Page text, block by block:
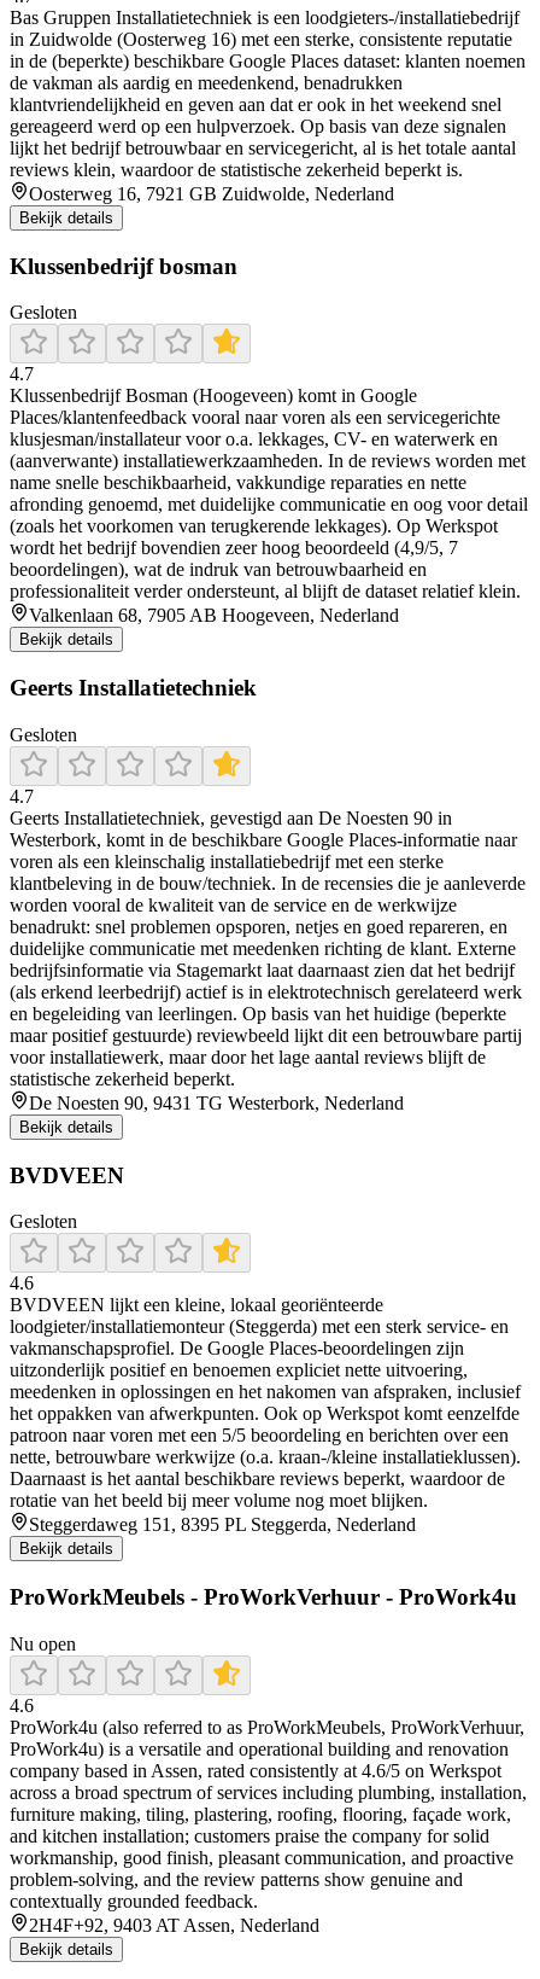
Bas Gruppen Installatietechniek is een loodgieters-/installatiebedrijf
in Zuidwolde (Oosterweg 16) met een sterke, consistente reputatie
in de (beperkte) beschikbare Google Places dataset: klanten noemen
de vakman als aardig en meedenkend, benadrukken
klantvriendelijkheid en geven aan dat er ook in het weekend snel
gereageerd werd op een hulpverzoek. Op basis van deze signalen
lijkt het bedrijf betrouwbaar en servicegericht, al is het totale aantal
reviews klein, waardoor de statistische zekerheid beperkt is.
Oosterweg 16, 7921 GB Zuidwolde, Nederland
Bekijk details
Klussenbedrijf bosman
Gesloten
4.7
Klussenbedrijf Bosman (Hoogeveen) komt in Google
Places/klantenfeedback vooral naar voren als een servicegerichte
klusjesman/installateur voor o.a. lekkages, CV- en waterwerk en
(aanverwante) installatiewerkzaamheden. In de reviews worden met
name snelle beschikbaarheid, vakkundige reparaties en nette
afronding genoemd, met duidelijke communicatie en oog voor detail
(zoals het voorkomen van terugkerende lekkages). Op Werkspot
wordt het bedrijf bovendien zeer hoog beoordeeld (4,9/5, 7
beoordelingen), wat de indruk van betrouwbaarheid en
professionaliteit verder ondersteunt, al blijft de dataset relatief klein.
Valkenlaan 68, 7905 AB Hoogeveen, Nederland
Bekijk details
Geerts Installatietechniek
Gesloten
4.7
Geerts Installatietechniek, gevestigd aan De Noesten 90 in
Westerbork, komt in de beschikbare Google Places-informatie naar
voren als een kleinschalig installatiebedrijf met een sterke
klantbeleving in de bouw/techniek. In de recensies die je aanleverde
worden vooral de kwaliteit van de service en de werkwijze
benadrukt: snel problemen opsporen, netjes en goed repareren, en
duidelijke communicatie met meedenken richting de klant. Externe
bedrijfsinformatie via Stagemarkt laat daarnaast zien dat het bedrijf
(als erkend leerbedrijf) actief is in elektrotechnisch gerelateerd werk
en begeleiding van leerlingen. Op basis van het huidige (beperkte
maar positief gestuurde) reviewbeeld lijkt dit een betrouwbare partij
voor installatiewerk, maar door het lage aantal reviews blijft de
statistische zekerheid beperkt.
De Noesten 90, 9431 TG Westerbork, Nederland
Bekijk details
BVDVEEN
Gesloten
4.6
BVDVEEN lijkt een kleine, lokaal georiënteerde
loodgieter/installatiemonteur (Steggerda) met een sterk service- en
vakmanschapsprofiel. De Google Places-beoordelingen zijn
uitzonderlijk positief en benoemen expliciet nette uitvoering,
meedenken in oplossingen en het nakomen van afspraken, inclusief
het oppakken van afwerkpunten. Ook op Werkspot komt eenzelfde
patroon naar voren met een 5/5 beoordeling en berichten over een
nette, betrouwbare werkwijze (o.a. kraan-/kleine installatieklussen).
Daarnaast is het aantal beschikbare reviews beperkt, waardoor de
rotatie van het beeld bij meer volume nog moet blijken.
Steggerdaweg 151, 8395 PL Steggerda, Nederland
Bekijk details
ProWorkMeubels - ProWorkVerhuur - ProWork4u
Nu open
4.6
ProWork4u (also referred to as ProWorkMeubels, ProWorkVerhuur,
ProWork4u) is a versatile and operational building and renovation
company based in Assen, rated consistently at 4.6/5 on Werkspot
across a broad spectrum of services including plumbing, installation,
furniture making, tiling, plastering, roofing, flooring, façade work,
and kitchen installation; customers praise the company for solid
workmanship, good finish, pleasant communication, and proactive
problem-solving, and the review patterns show genuine and
contextually grounded feedback.
2H4F+92, 9403 AT Assen, Nederland
Bekijk details